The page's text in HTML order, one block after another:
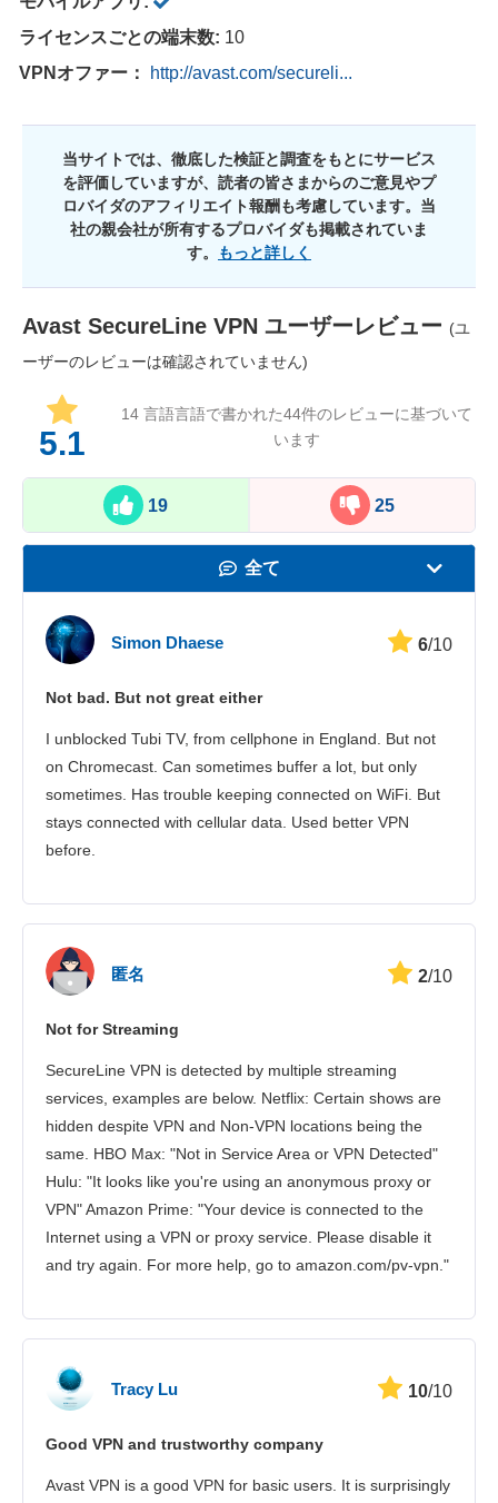
ライセンスごとの端末数: 10
VPNオファー：
http://avast.com/secureli...
当サイトでは、徹底した検証と調査をもとにサービス
を評価していますが、読者の皆さまからのご意見やプ
ロバイダのアフィリエイト報酬も考慮しています。当
社の親会社が所有するプロバイダも掲載されていま
す。
もっと詳しく
Avast SecureLine VPN ユーザーレビュー (ユ
ーザーのレビューは確認されていません)
5.1
14 言語言語で書かれた44件のレビューに基づいて
います
19 25
全て
カスタマーサポ
Simon Dhaese 6/10
Not bad. But not great either
I unblocked Tubi TV, from cellphone in England. But not
on Chromecast. Can sometimes buffer a lot, but only
sometimes. Has trouble keeping connected on WiFi. But
stays connected with cellular data. Used better VPN
before.
匿名 2/10
Not for Streaming
SecureLine VPN is detected by multiple streaming
services, examples are below. Netflix: Certain shows are
hidden despite VPN and Non-VPN locations being the
same. HBO Max: "Not in Service Area or VPN Detected"
Hulu: "It looks like you're using an anonymous proxy or
VPN" Amazon Prime: "Your device is connected to the
Internet using a VPN or proxy service. Please disable it
and try again. For more help, go to amazon.com/pv-vpn."
Tracy Lu 10/10
Good VPN and trustworthy company
Avast VPN is a good VPN for basic users. It is surprisingly